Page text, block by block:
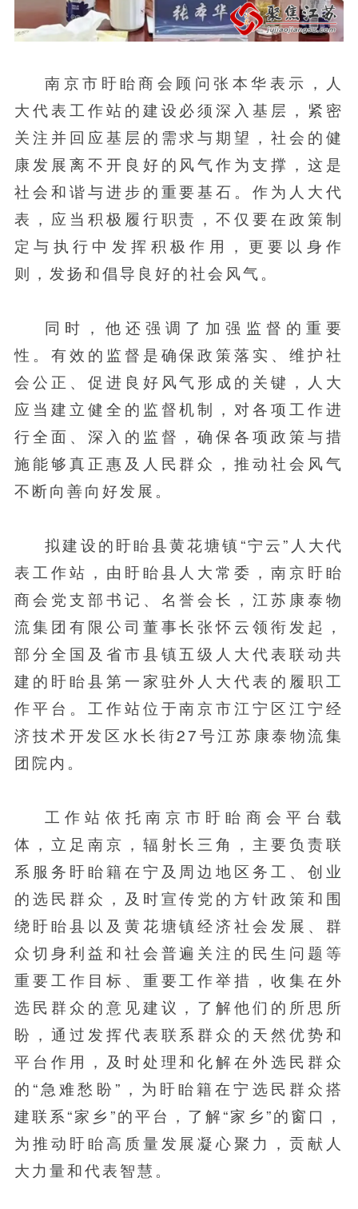
南京市盱眙商会顾问张本华表示，人
大代表工作站的建设必须深入基层，紧密
关注并回应基层的需求与期望，社会的健
康发展离不开良好的风气作为支撑，这是
社会和谐与进步的重要基石。作为人大代
表，应当积极履行职责，不仅要在政策制
定与执行中发挥积极作用，更要以身作
则，发扬和倡导良好的社会风气。
同时，他还强调了加强监督的重要
性。有效的监督是确保政策落实、维护社
会公正、促进良好风气形成的关键，人大
应当建立健全的监督机制，对各项工作进
行全面、深入的监督，确保各项政策与措
施能够真正惠及人民群众，推动社会风气
不断向善向好发展。
拟建设的盱眙县黄花塘镇“宁云”人大代
表工作站，由盱眙县人大常委，南京盱眙
商会党支部书记、名誉会长，江苏康泰物
流集团有限公司董事长张怀云领衔发起，
部分全国及省市县镇五级人大代表联动共
建的盱眙县第一家驻外人大代表的履职工
作平台。工作站位于南京市江宁区江宁经
济技术开发区水长街27号江苏康泰物流集
团院内。
工作站依托南京市盱眙商会平台载
体，立足南京，辐射长三角，主要负责联
系服务盱眙籍在宁及周边地区务工、创业
的选民群众，及时宣传党的方针政策和围
绕盱眙县以及黄花塘镇经济社会发展、群
众切身利益和社会普遍关注的民生问题等
重要工作目标、重要工作举措，收集在外
选民群众的意见建议，了解他们的所思所
盼，通过发挥代表联系群众的天然优势和
平台作用，及时处理和化解在外选民群众
的“急难愁盼”，为盱眙籍在宁选民群众搭
建联系“家乡”的平台，了解“家乡”的窗口，
为推动盱眙高质量发展凝心聚力，贡献人
大力量和代表智慧。